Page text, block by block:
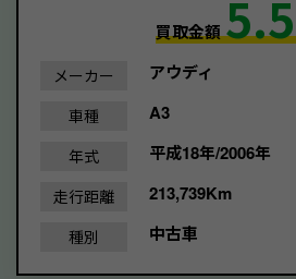
買取金額5.5
メーカー アウディ
車種 A3
年式 平成18年/2006年
走行距離 213,739Km
種別 中古車